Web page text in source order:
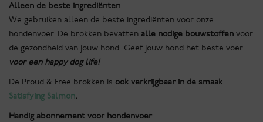
Alleen de beste ingrediënten
We gebruiken alleen de beste ingrediënten voor onze
hondenvoer. De brokken bevatten alle nodige bouwstoffen voor
de gezondheid van jouw hond. Geef jouw hond het beste voer
voor een happy dog life!
De Proud & Free brokken is ook verkrijgbaar in de smaak
Satisfying Salmon.
Handig abonnement voor hondenvoer